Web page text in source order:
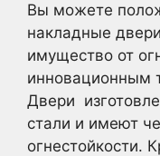
Вы можете
накладные
имущество от
инновационным
Двери
стали и имеют
огнестойкости.